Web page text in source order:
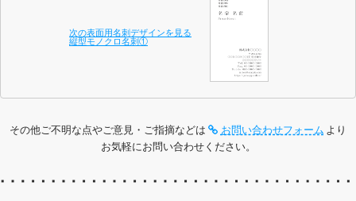
次の表面用名刺デザインを見る
縦型モノクロ名刺①
その他ご不明な点やご意見・ご指摘などは お問い合わせフォーム より
お気軽にお問い合わせください。